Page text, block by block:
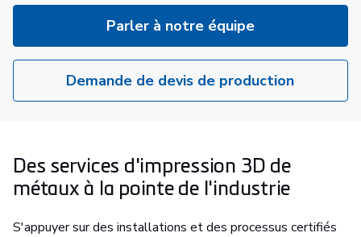
Parler à notre équipe
Demande de devis de production
Des services d'impression 3D de
métaux à la pointe de l'industrie
S'appuyer sur des installations et des processus certifiés